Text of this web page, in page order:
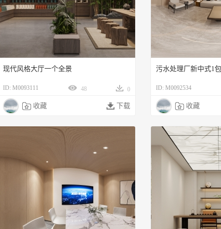
现代风格大厅一个全景
ID: M0093111 48 0
 收藏  下载
ID: M0092534
 收藏